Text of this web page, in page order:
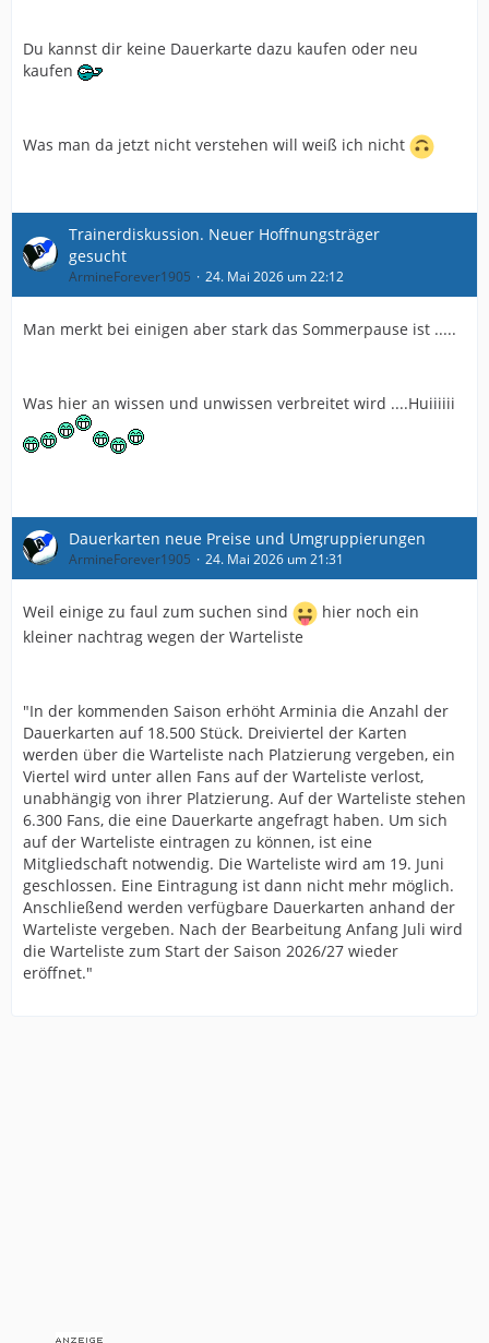
Du kannst dir keine Dauerkarte dazu kaufen oder neu
kaufen
Was man da jetzt nicht verstehen will weiß ich nicht
Trainerdiskussion. Neuer Hoffnungsträger
gesucht
ArmineForever1905 24. Mai 2026 um 22:12
Man merkt bei einigen aber stark das Sommerpause ist .....
Was hier an wissen und unwissen verbreitet wird ....Huiiiiii
Dauerkarten neue Preise und Umgruppierungen
ArmineForever1905 24. Mai 2026 um 21:31
Weil einige zu faul zum suchen sind
hier noch ein
kleiner nachtrag wegen der Warteliste
"In der kommenden Saison erhöht Arminia die Anzahl der
Dauerkarten auf 18.500 Stück. Dreiviertel der Karten
werden über die Warteliste nach Platzierung vergeben, ein
Viertel wird unter allen Fans auf der Warteliste verlost,
unabhängig von ihrer Platzierung. Auf der Warteliste stehen
6.300 Fans, die eine Dauerkarte angefragt haben. Um sich
auf der Warteliste eintragen zu können, ist eine
Mitgliedschaft notwendig. Die Warteliste wird am 19. Juni
geschlossen. Eine Eintragung ist dann nicht mehr möglich.
Anschließend werden verfügbare Dauerkarten anhand der
Warteliste vergeben. Nach der Bearbeitung Anfang Juli wird
die Warteliste zum Start der Saison 2026/27 wieder
eröffnet."